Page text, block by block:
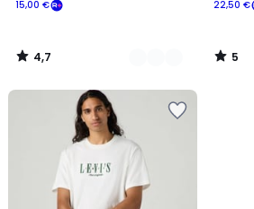
15,00 €
4,7
/
22,50 €
5
/